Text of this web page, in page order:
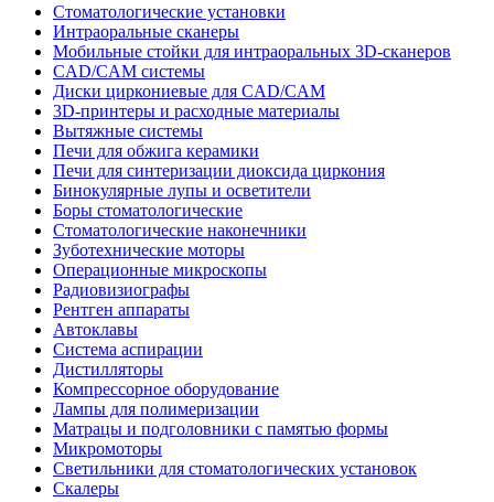
Стоматологические установки
Интраоральные сканеры
Мобильные стойки для интраоральных 3D-сканеров
CAD/CAM системы
Диски циркониевые для CAD/CAM
3D-принтеры и расходные материалы
Вытяжные системы
Печи для обжига керамики
Печи для синтеризации диоксида циркония
Бинокулярные лупы и осветители
Боры стоматологические
Стоматологические наконечники
Зуботехнические моторы
Операционные микроскопы
Радиовизиографы
Рентген аппараты
Автоклавы
Система аспирации
Дистилляторы
Компрессорное оборудование
Лампы для полимеризации
Матрацы и подголовники с памятью формы
Микромоторы
Светильники для стоматологических установок
Скалеры